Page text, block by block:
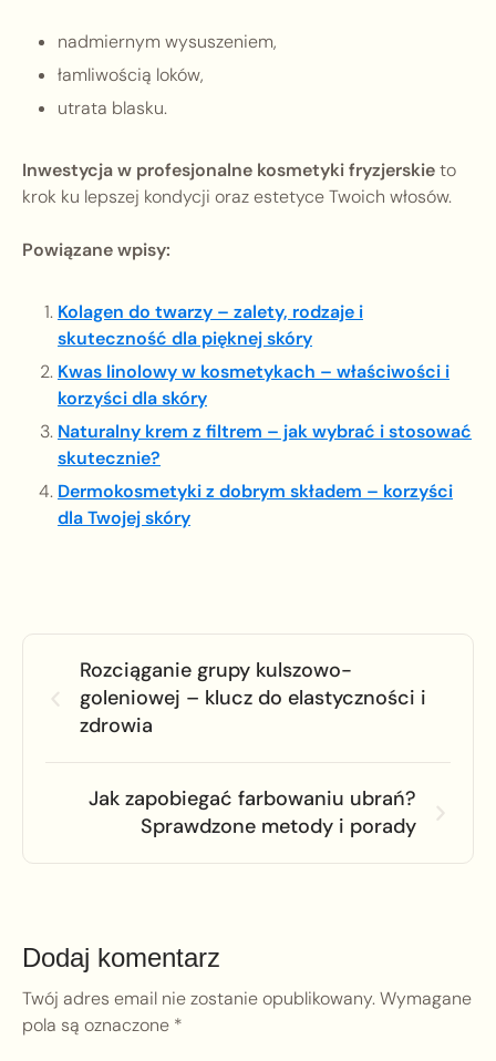
nadmiernym wysuszeniem,
łamliwością loków,
utrata blasku.
Inwestycja w profesjonalne kosmetyki fryzjerskieto
krok ku lepszej kondycji oraz estetyce Twoich włosów.
Powiązane wpisy:
Kolagen do twarzy – zalety, rodzaje i
skuteczność dla pięknej skóry
Kwas linolowy w kosmetykach – właściwości i
korzyści dla skóry
Naturalny krem z filtrem – jak wybrać i stosować
skutecznie?
Dermokosmetyki z dobrym składem – korzyści
dla Twojej skóry
Rozciąganie grupy kulszowo-
goleniowej – klucz do elastyczności i
zdrowia
Jak zapobiegać farbowaniu ubrań?
Sprawdzone metody i porady
Dodaj komentarz
Twój adres email nie zostanie opublikowany.Wymagane
pola są oznaczone *